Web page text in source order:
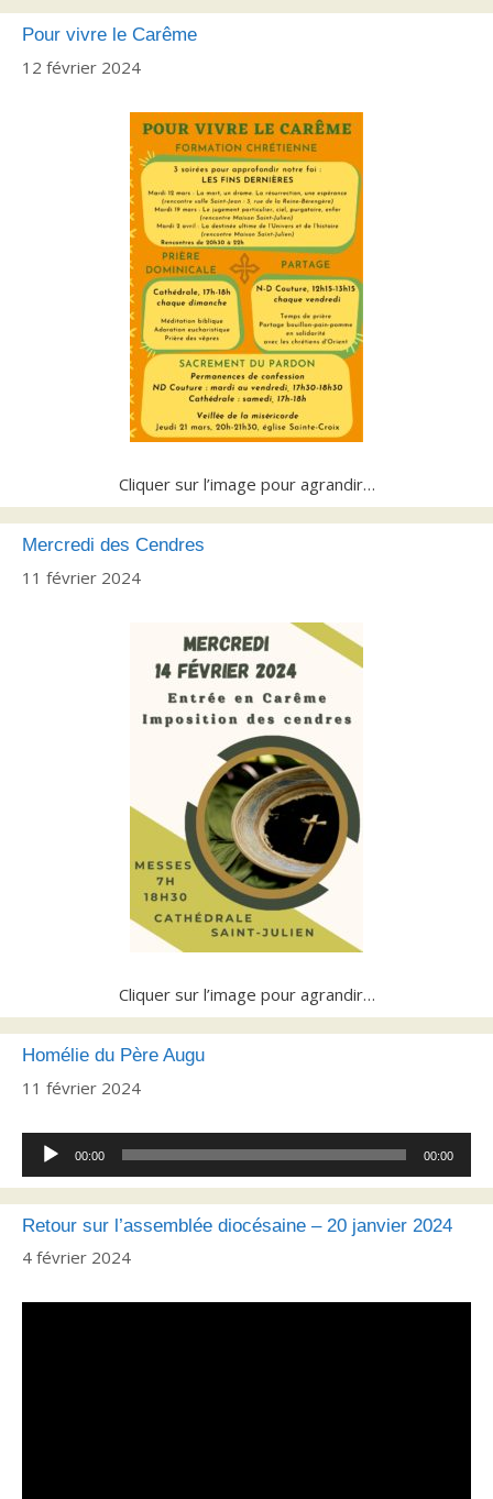
Pour vivre le Carême
12 février 2024
Cliquer sur l’image pour agrandir…
Mercredi des Cendres
11 février 2024
Cliquer sur l’image pour agrandir…
Homélie du Père Augu
11 février 2024
Lecteur
audio
00:00 00:00
Retour sur l’assemblée diocésaine – 20 janvier 2024
4 février 2024